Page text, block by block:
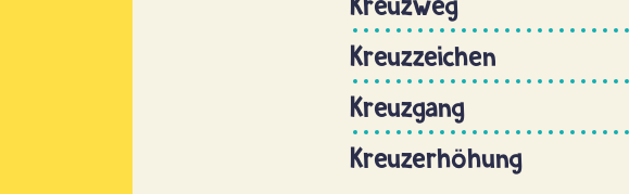
Kreuzzeichen
Kreuzgang
Kreuzerhöhung